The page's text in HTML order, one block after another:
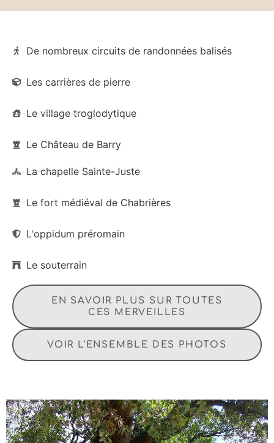
De nombreux circuits de randonnées balisés
Les carrières de pierre
Le village troglodytique
Le Château de Barry
La chapelle Sainte-Juste
Le fort médiéval de Chabrières
L'oppidum préromain
Le souterrain
EN SAVOIR PLUS SUR TOUTES
CES MERVEILLES
VOIR L'ENSEMBLE DES PHOTOS